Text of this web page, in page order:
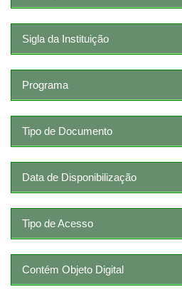
Sigla da Instituição
Programa
Tipo de Documento
Data de Disponibilização
Tipo de Acesso
Contém Objeto Digital